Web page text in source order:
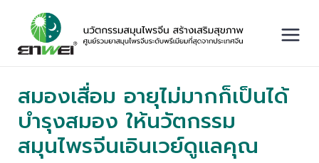
content
สมองเสื่อม อายุไม่มากก็เป็นได้
บำรุงสมอง ให้นวัตกรรม
สมุนไพรจีนเอินเวย์ดูแลคุณ